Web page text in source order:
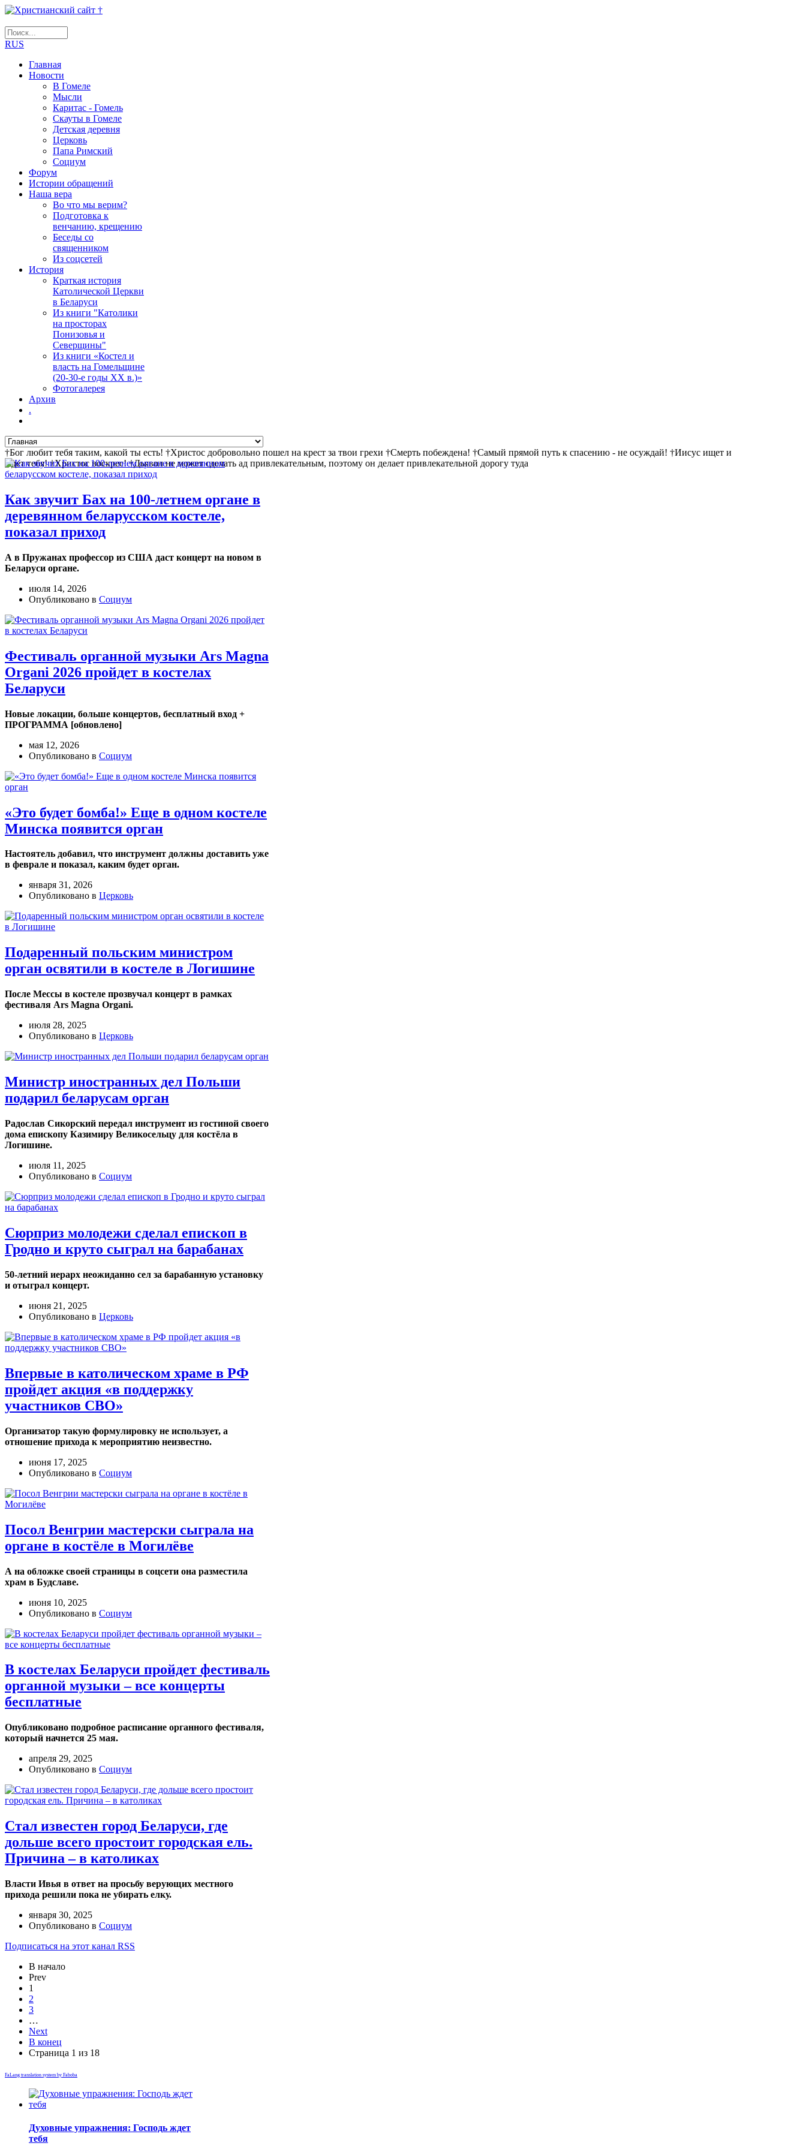
RUS
Главная
Новости
В Гомеле
Мысли
Каритас - Гомель
Скауты в Гомеле
Детская деревня
Церковь
Папа Римский
Социум
Форум
Истории обращений
Наша вера
Во что мы верим?
Подготовка к
венчанию, крещению
Беседы со
священником
Из соцсетей
История
Краткая история
Католической Церкви
в Беларуси
Из книги "Католики
на просторах
Понизовья и
Северщины"
Из книги «Костел и
власть на Гомельщине
(20-30-е годы ХХ в.)»
Фотогалерея
Архив
.
†Бог любит тебя таким, какой ты есть! †Христос добровольно пошел на крест за твои грехи †Смерть побеждена! †Самый прямой путь к спасению - не осуждай! †Иисус ищет и
ждет тебя! †Христос воскрес! †Дьявол не может сделать ад привлекательным, поэтому он делает привлекательной дорогу туда
Как звучит Бах на 100-летнем органе в
деревянном беларусском костеле,
показал приход
А в Пружанах профессор из США даст концерт на новом в
Беларуси органе.
июля 14, 2026
Опубликовано в Социум
Фестиваль органной музыки Ars Magna
Organi 2026 пройдет в костелах
Беларуси
Новые локации, больше концертов, бесплатный вход +
ПРОГРАММА [обновлено]
мая 12, 2026
Опубликовано в Социум
«Это будет бомба!» Еще в одном костеле
Минска появится орган
Настоятель добавил, что инструмент должны доставить уже
в феврале и показал, каким будет орган.
января 31, 2026
Опубликовано в Церковь
Подаренный польским министром
орган освятили в костеле в Логишине
После Мессы в костеле прозвучал концерт в рамках
фестиваля Ars Magna Organi.
июля 28, 2025
Опубликовано в Церковь
Министр иностранных дел Польши
подарил беларусам орган
Радослав Сикорский передал инструмент из гостиной своего
дома епископу Казимиру Великосельцу для костёла в
Логишине.
июля 11, 2025
Опубликовано в Социум
Сюрприз молодежи сделал епископ в
Гродно и круто сыграл на барабанах
50-летний иерарх неожиданно сел за барабанную установку
и отыграл концерт.
июня 21, 2025
Опубликовано в Церковь
Впервые в католическом храме в РФ
пройдет акция «в поддержку
участников СВО»
Организатор такую формулировку не использует, а
отношение прихода к мероприятию неизвестно.
июня 17, 2025
Опубликовано в Социум
Посол Венгрии мастерски сыграла на
органе в костёле в Могилёве
А на обложке своей страницы в соцсети она разместила
храм в Будславе.
июня 10, 2025
Опубликовано в Социум
В костелах Беларуси пройдет фестиваль
органной музыки – все концерты
бесплатные
Опубликовано подробное расписание органного фестиваля,
который начнется 25 мая.
апреля 29, 2025
Опубликовано в Социум
Стал известен город Беларуси, где
дольше всего простоит городская ель.
Причина – в католиках
Власти Ивья в ответ на просьбу верующих местного
прихода решили пока не убирать елку.
января 30, 2025
Опубликовано в Социум
Подписаться на этот канал RSS
В начало
Prev
1
2
3
…
Next
В конец
Страница 1 из 18
FaLang translation system by Faboba
Духовные упражнения: Господь ждет
тебя